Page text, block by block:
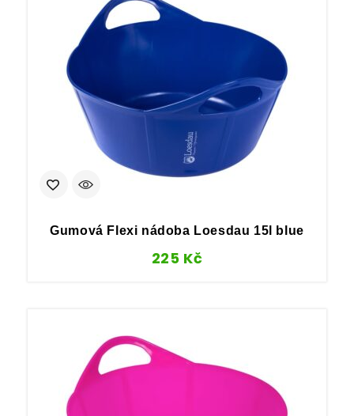
Gumová Flexi nádoba Loesdau 15l blue
225 Kč